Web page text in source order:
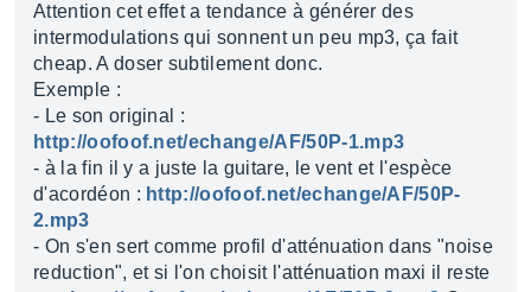
Attention cet effet a tendance à générer des
intermodulations qui sonnent un peu mp3, ça fait
cheap. A doser subtilement donc.
Exemple :
- Le son original :
http://oofoof.net/echange/AF/50P-1.mp3
- à la fin il y a juste la guitare, le vent et l'espèce
d'acordéon : http://oofoof.net/echange/AF/50P-
2.mp3
- On s'en sert comme profil d'atténuation dans "noise
reduction", et si l'on choisit l'atténuation maxi il reste